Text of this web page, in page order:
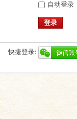
自动登录
登录
快捷登录: